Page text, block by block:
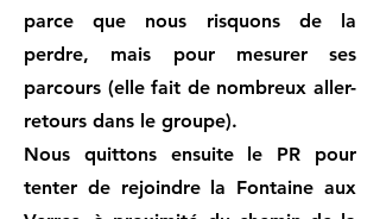
parce que nous risquons de la
perdre, mais pour mesurer ses
parcours (elle fait de nombreux aller-
retours dans le groupe).
Nous quittons ensuite le PR pour
tenter de rejoindre la Fontaine aux